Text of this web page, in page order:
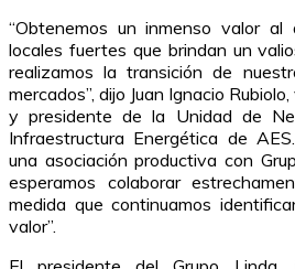
“Obtenemos un inmenso valor al
locales fuertes que brindan un
realizamos la transición de
mercados”, dijo Juan Ignacio
y presidente de la Unidad de
Infraestructura Energética de
una asociación productiva con
esperamos colaborar
medida que continuamos
valor”.